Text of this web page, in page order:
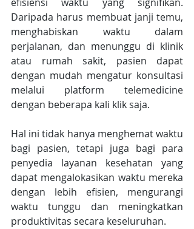
efisiensi waktu yang signifikan.
Daripada harus membuat janji temu,
menghabiskan waktu dalam
perjalanan, dan menunggu di klinik
atau rumah sakit, pasien dapat
dengan mudah mengatur konsultasi
melalui platform telemedicine
dengan beberapa kali klik saja.
Hal ini tidak hanya menghemat waktu
bagi pasien, tetapi juga bagi para
penyedia layanan kesehatan yang
dapat mengalokasikan waktu mereka
dengan lebih efisien, mengurangi
waktu tunggu dan meningkatkan
produktivitas secara keseluruhan.